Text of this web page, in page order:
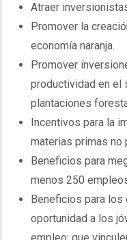
Atraer
Promover la
economía naranja.
Promover
productividad en el
plantaciones
Incentivos para la
materias primas no
Beneficios para
menos 250
Beneficios para
oportunidad a los